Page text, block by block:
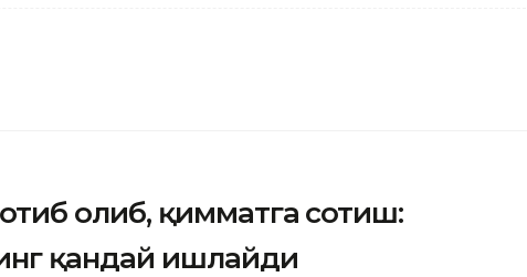
олиб, қимматга сотиш:
қандай ишлайди